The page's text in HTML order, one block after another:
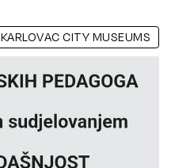
KARLOVAC CITY MUSEUMS